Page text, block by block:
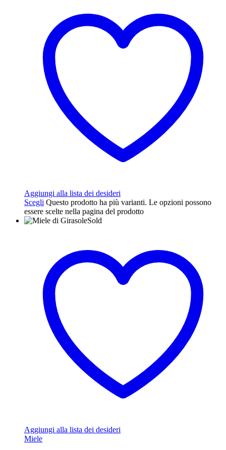
Aggiungi alla lista dei desideri
Scegli Questo prodotto ha più varianti. Le opzioni possono
essere scelte nella pagina del prodotto
Sold
Aggiungi alla lista dei desideri
Miele